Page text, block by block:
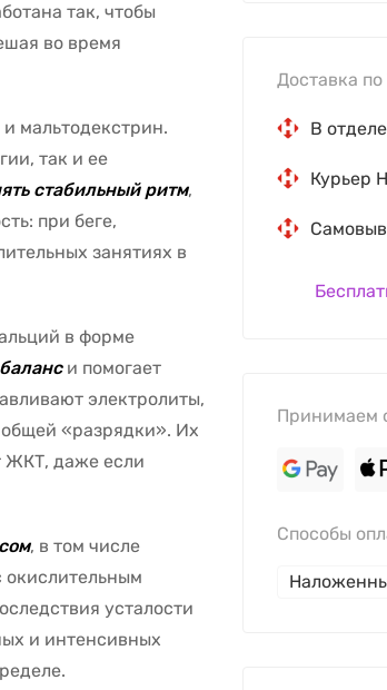
так, чтобы
во время
мальтодекстрин.
так и ее
стабильный ритм,
при беге,
занятиях в
в форме
и помогает
электролиты,
«разрядки». Их
ЖКТ, даже если
, в том числе
окислительным
усталости
и интенсивных
Доставка
В
Курьер
Принимаем
Способы